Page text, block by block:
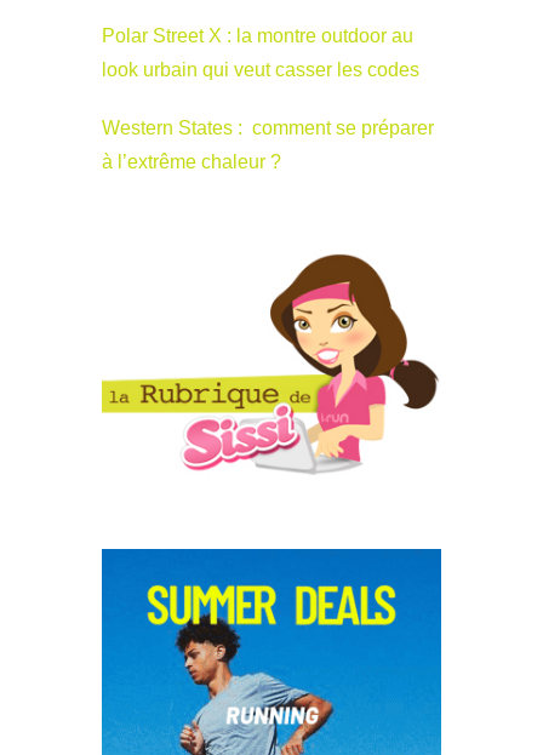
Polar Street X : la montre outdoor au
look urbain qui veut casser les codes
Western States : comment se préparer
à l’extrême chaleur ?